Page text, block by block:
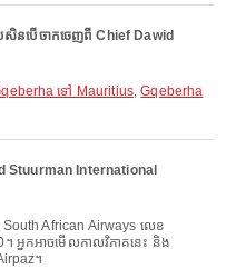
រសិនបើចាកចេញពី Chief Dawid
ទៅ Mauritius,Gqeberha
Stuurman International
អ្នកអាចមើលកាលវិភាគនេះ និង
។